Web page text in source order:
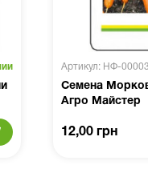
Артикул: НФ-
Семена
Агро Майстер
12,00 грн